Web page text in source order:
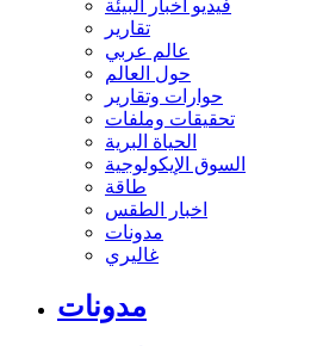
فيديو أخبار البيئة
تقارير
عالم عربي
حول العالم
حوارات وتقارير
تحقيقات وملفات
الحياة البرية
السوق الإيكولوجية
طاقة
اخبار الطقس
مدونات
غاليري
مدونات